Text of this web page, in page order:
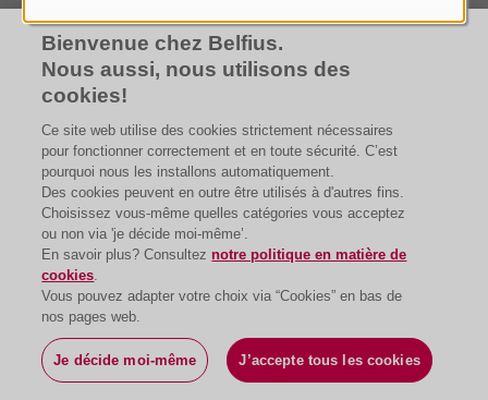
Bienvenue chez Belfius.
Nous aussi, nous utilisons des
cookies!
Ce site web utilise des cookies strictement nécessaires
pour fonctionner correctement et en toute sécurité. C’est
pourquoi nous les installons automatiquement.
Des cookies peuvent en outre être utilisés à d'autres fins.
Choisissez vous-même quelles catégories vous acceptez
ou non via 'je décide moi-même’.
En savoir plus? Consulteznotre politique en matière de
cookies.
Vous pouvez adapter votre choix via “Cookies” en bas de
nos pages web.
Je décide moi-même J’accepte tous les cookies